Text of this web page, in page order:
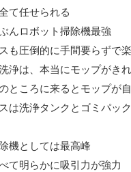
て任せられる
んロボット掃除機最強
も圧倒的に手間要らずで楽
浄は、本当にモップがき
ところに来るとモップが
は洗浄タンクとゴミパッ
機としては最高峰
て明らかに吸引力が強力